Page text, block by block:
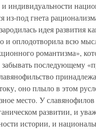
и индивидуальности
из-под гнета
идея развития
и оплодотворила всю
романтизма»,
последующему
оно плыло в этом
место. У
развитии, и
истории, и